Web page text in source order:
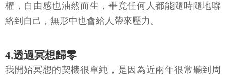
權，自由感也油然而生，畢竟任何人都能隨時隨地聯
絡到自己，無形中也會給人帶來壓力。
4.透過冥想歸零
我開始冥想的契機很單純，是因為近兩年很常聽到周